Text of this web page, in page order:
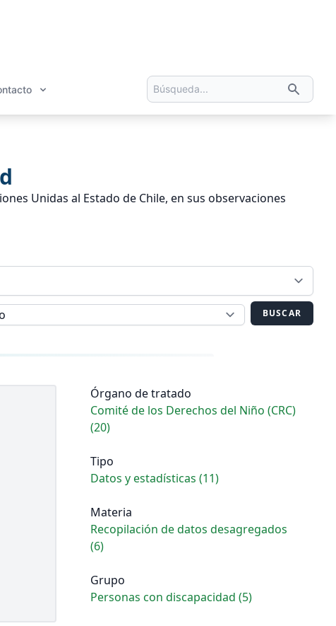
Unidas al Estado de Chile, en sus observaciones
BUSCAR
Órgano de tratado
Comité de los Derechos del Niño (CRC)
(20)
Tipo
Datos y estadísticas (11)
Materia
Recopilación de datos desagregados
(6)
Grupo
Personas con discapacidad (5)